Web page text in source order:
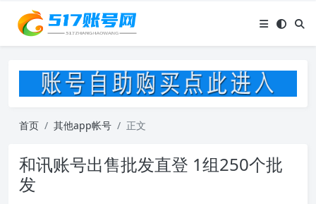
首页 其他app帐号 正文
和讯账号出售批发直登 1组250个批
发